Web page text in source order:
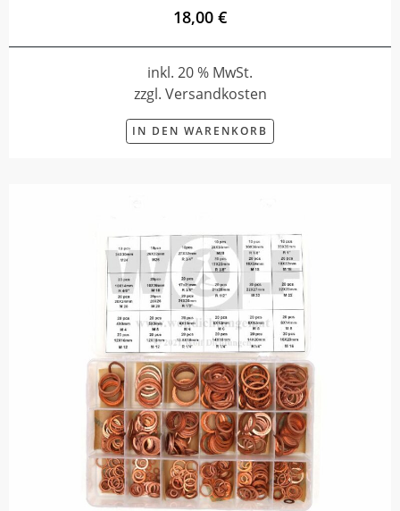
18,00 €
inkl. 20 % MwSt.
zzgl. Versandkosten
IN DEN WARENKORB